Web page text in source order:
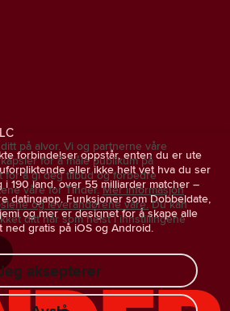
forbindelser oppstår, enten du er ute
eller ikke helt vet hva du ser
190 land, over 55 milliarder matcher –
datingapp. Funksjoner som Dobbeldate,
og mer er designet for å skape alle
ned gratis på iOS og Android.
på alvor. Vi og partnerne våre
for å måle publikum på
for å gi deg tilbud og forbedre
våre for Tinder. Mer informasjon
og leverandørene våre. Du kan
ditt når som helst i innstillingene
aksepterer